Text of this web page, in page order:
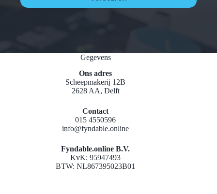
Gegevens
Ons adres
Scheepmakerij 12B
2628 AA, Delft
Contact
015 4550596
info@fyndable.online
Fyndable.online B.V.
KvK: 95947493
BTW: NL867395023B01